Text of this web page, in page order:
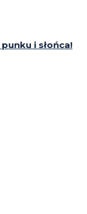
i słońca!